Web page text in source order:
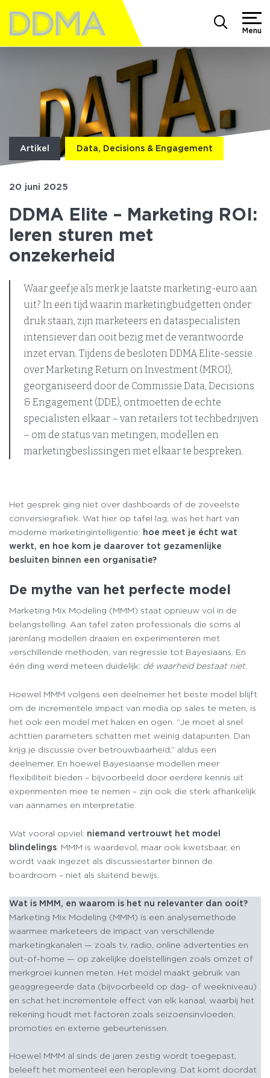
Menu
Artikel Data, Decisions & Engagement
20 juni 2025
DDMA Elite – Marketing ROI:
leren sturen met
onzekerheid
Waar geef je als merk je laatste marketing-euro aan
uit? In een tijd waarin marketingbudgetten onder
druk staan, zijn marketeers en dataspecialisten
intensiever dan ooit bezig met de verantwoorde
inzet ervan. Tijdens de besloten DDMA Elite-sessie
over Marketing Return on Investment (MROI),
georganiseerd door de Commissie Data, Decisions
& Engagement (DDE), ontmoetten de echte
specialisten elkaar – van retailers tot techbedrijven
– om de status van metingen, modellen en
marketingbeslissingen met elkaar te bespreken.
Het gesprek ging niet over dashboards of de zoveelste
conversiegrafiek. Wat hier op tafel lag, was het hart van
moderne marketingintelligentie: hoe meet je écht wat
werkt, en hoe kom je daarover tot gezamenlijke
besluiten binnen een organisatie?
De mythe van het perfecte model
Marketing Mix Modeling (MMM) staat opnieuw vol in de
belangstelling. Aan tafel zaten professionals die soms al
jarenlang modellen draaien en experimenteren met
verschillende methoden, van regressie tot Bayesiaans. En
één ding werd meteen duidelijk: dé waarheid bestaat niet.
Hoewel MMM volgens een deelnemer het beste model blijft
om de incrementele impact van media op sales te meten, is
het ook een model met haken en ogen. “Je moet al snel
achttien parameters schatten met weinig datapunten. Dan
krijg je discussie over betrouwbaarheid,” aldus een
deelnemer. En hoewel Bayesiaanse modellen meer
flexibiliteit bieden – bijvoorbeeld door eerdere kennis uit
experimenten mee te nemen – zijn ook die sterk afhankelijk
van aannames en interpretatie.
Wat vooral opviel: niemand vertrouwt het model
blindelings . MMM is waardevol, maar ook kwetsbaar, en
wordt vaak ingezet als discussiestarter binnen de
boardroom – niet als sluitend bewijs.
Wat is MMM, en waarom is het nu relevanter dan ooit?
Marketing Mix Modeling (MMM) is een analysemethode
waarmee marketeers de impact van verschillende
marketingkanalen — zoals tv, radio, online advertenties en
out-of-home — op zakelijke doelstellingen zoals omzet of
merkgroei kunnen meten. Het model maakt gebruik van
geaggregeerde data (bijvoorbeeld op dag- of weekniveau)
en schat het incrementele effect van elk kanaal, waarbij het
rekening houdt met factoren zoals seizoensinvloeden,
promoties en externe gebeurtenissen.
Hoewel MMM al sinds de jaren zestig wordt toegepast,
beleeft het momenteel een heropleving. Dat komt doordat